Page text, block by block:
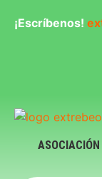
¡Escríbenos!
ASOCIACIÓN